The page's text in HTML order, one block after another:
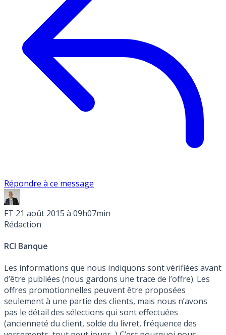
Répondre à ce message
FT 21 août 2015 à 09h07min
Rédaction
RCI Banque
Les informations que nous indiquons sont vérifiées avant
d’être publiées (nous gardons une trace de l’offre). Les
offres promotionnelles peuvent être proposées
seulement à une partie des clients, mais nous n’avons
pas le détail des sélections qui sont effectuées
(ancienneté du client, solde du livret, fréquence des